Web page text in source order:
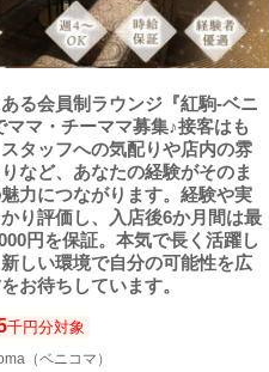
る会員制ラウンジ『紅駒-ベニ
ママ・チーママ募集♪接客はも
タッフへの気配りや店内の雰
など、あなたの経験がそのま
力につながります。経験や実
り評価し、入店後6か月間は最
円を保証。本気で長く活躍し
しい環境で自分の可能性を広
お待ちしています。
千円分対象
（ベニコマ）